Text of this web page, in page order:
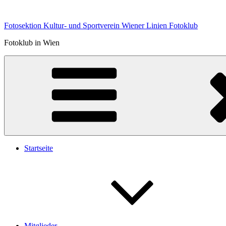
springen
Fotosektion Kultur- und Sportverein Wiener Linien Fotoklub
Fotoklub in Wien
Startseite